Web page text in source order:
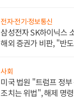
전자·전기·정보통신
삼성전자 SK하이닉스
해외 증권가 비판, "반
사회
미국 법원 "트럼프 정
조치는 위법", 해제 명